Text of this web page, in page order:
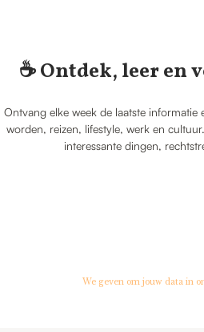
☕️ Ontdek, leer en
Ontvang elke week de laatste
worden, reizen, lifestyle, werk en
interessante dingen,
We geven om jouw data in